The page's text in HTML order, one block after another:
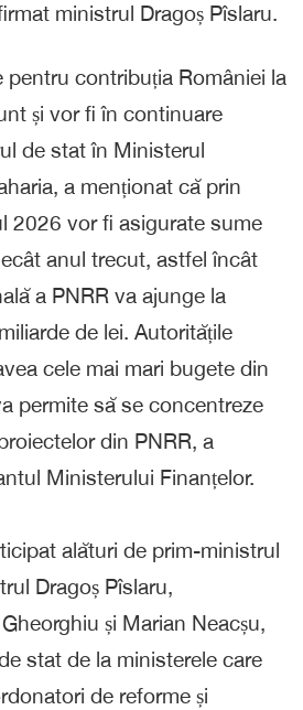
ministrul Dragoș Pîslaru.
pentru contribuția României la
și vor fi în continuare
de stat în Ministerul
a menționat că prin
2026 vor fi asigurate sume
anul trecut, astfel încât
a PNRR va ajunge la
de lei. Autoritățile
cele mai mari bugete din
permite să se concentreze
din PNRR, a
Ministerului Finanțelor.
alături de prim-ministrul
Dragoș Pîslaru,
și Marian Neacșu,
stat de la ministerele care
de reforme și